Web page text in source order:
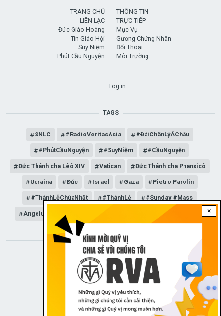
×
TRANG CHỦ
LIÊN LẠC
Đức Giáo Hoàng
Tin Giáo Hội
Suy Niệm
Phút Cầu Nguyện
THÔNG TIN
TRỰC TIẾP
Mục Vụ
Gương Chứng Nhân
Đối Thoại
Môi Trường
Log in
TAGS
SNLC #RadioVeritasAsia #ĐàiChânLýÁChâu
#PhútCầuNguyện #SuyNiệm #CầuNguyện
Đức Thánh cha Lêô XIV Vatican Đức Thánh cha Phanxicô
Ucraina Đức Israel Gaza Pietro Parolin
#ThánhLễChúaNhật #ThánhLễ #Sunday #Mass
Angelus Đức Giáo hoàng Lêô XIV General Audience
STAY CONNECTED WITH US!